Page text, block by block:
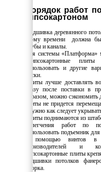
Порядок работ
гипсокартоном
Подшивка деревянного
этому времени должна
трубы и каналы.
Для системы «Платформа»
гипсокартонные
использовать и другие
доски.
Плиты лучше доставлять
сразу после поставки в
образом, можно
плиты не придется
нужно как следует
Плиты поднимаются из
облегчения работ по
использовать подъемник
с помощью винтов в
производителей и
Гипсокартонные плиты
подшивки потолков
уборка.